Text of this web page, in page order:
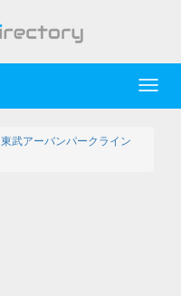
東武アーバンパークライン